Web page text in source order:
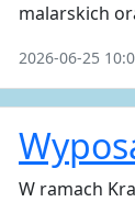
malarskich
2026-06-25
W ramach